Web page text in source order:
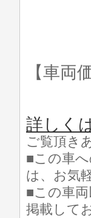
【車両
詳しく
ご覧頂き
■この車
は、お気
■この車
掲載して